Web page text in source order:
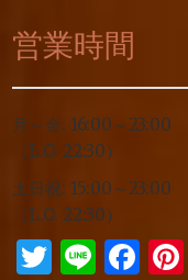
営業時間
月～金: 16:00～23:00
（L.O. 22:30）
土日祝: 15:00～23:00
（L.O. 22:30）
Twitter
Line